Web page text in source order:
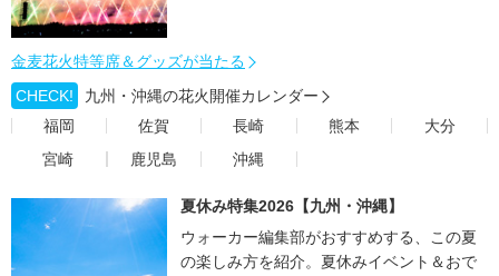
金麦花火特等席＆グッズが当たる
CHECK!
九州・沖縄の花火開催カレンダー
福岡
佐賀 長崎 熊本
大分
宮崎
鹿児島 沖縄
夏休み特集2026【九州・沖縄】
ウォーカー編集部がおすすめする、この夏
の楽しみ方を紹介。夏休みイベント＆おで